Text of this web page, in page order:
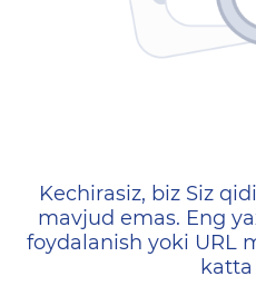
404 —
Kechirasiz, biz Siz
mavjud emas. Eng
foydalanish yoki URL